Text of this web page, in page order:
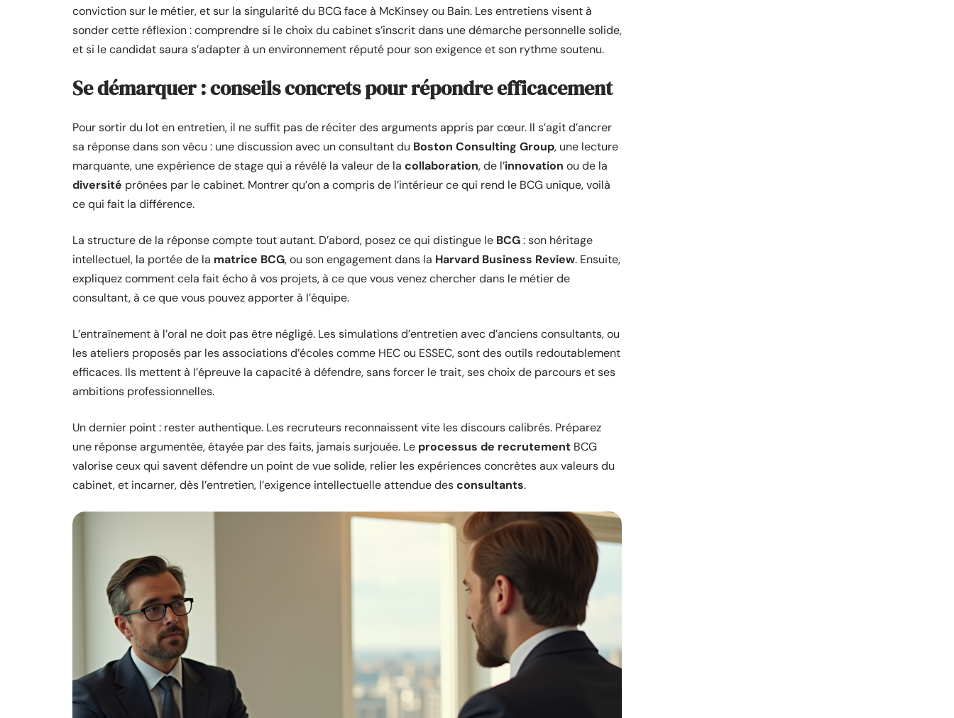
conviction sur le métier, et sur la singularité du BCG face à McKinsey ou Bain. Les entretiens visent à
sonder cette réflexion : comprendre si le choix du cabinet s’inscrit dans une démarche personnelle solide,
et si le candidat saura s’adapter à un environnement réputé pour son exigence et son rythme soutenu.
Se démarquer : conseils concrets pour répondre efficacement
Pour sortir du lot en entretien, il ne suffit pas de réciter des arguments appris par cœur. Il s’agit d’ancrer
sa réponse dans son vécu : une discussion avec un consultant du Boston Consulting Group, une lecture
marquante, une expérience de stage qui a révélé la valeur de la collaboration, de l’innovation ou de la
diversité prônées par le cabinet. Montrer qu’on a compris de l’intérieur ce qui rend le BCG unique, voilà
ce qui fait la différence.
La structure de la réponse compte tout autant. D’abord, posez ce qui distingue le BCG: son héritage
intellectuel, la portée de la matrice BCG, ou son engagement dans la Harvard Business Review. Ensuite,
expliquez comment cela fait écho à vos projets, à ce que vous venez chercher dans le métier de
consultant, à ce que vous pouvez apporter à l’équipe.
L’entraînement à l’oral ne doit pas être négligé. Les simulations d’entretien avec d’anciens consultants, ou
les ateliers proposés par les associations d’écoles comme HEC ou ESSEC, sont des outils redoutablement
efficaces. Ils mettent à l’épreuve la capacité à défendre, sans forcer le trait, ses choix de parcours et ses
ambitions professionnelles.
Un dernier point : rester authentique. Les recruteurs reconnaissent vite les discours calibrés. Préparez
une réponse argumentée, étayée par des faits, jamais surjouée. Le processus de recrutement BCG
valorise ceux qui savent défendre un point de vue solide, relier les expériences concrètes aux valeurs du
cabinet, et incarner, dès l’entretien, l’exigence intellectuelle attendue desconsultants.